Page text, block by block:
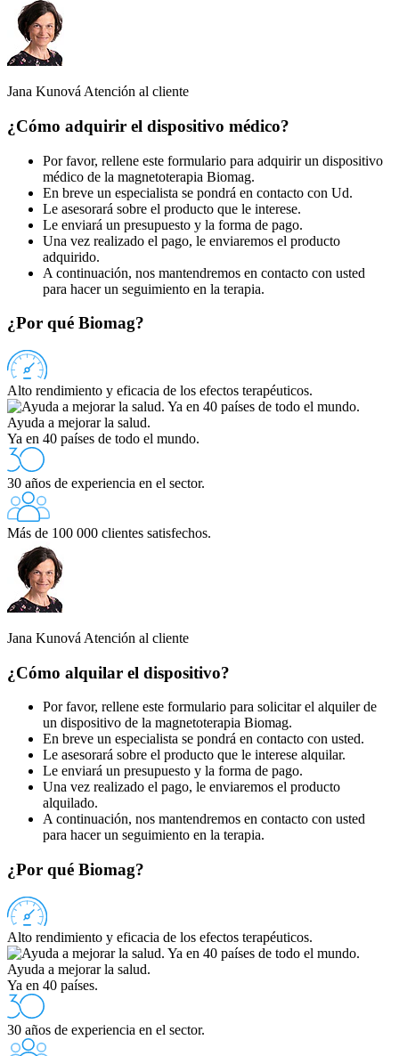
Jana Kunová Atención al cliente
¿Cómo adquirir el dispositivo médico?
Por favor, rellene este formulario para adquirir un dispositivo
médico de la magnetoterapia Biomag.
En breve un especialista se pondrá en contacto con Ud.
Le asesorará sobre el producto que le interese.
Le enviará un presupuesto y la forma de pago.
Una vez realizado el pago, le enviaremos el producto
adquirido.
A continuación, nos mantendremos en contacto con usted
para hacer un seguimiento en la terapia.
¿Por qué Biomag?
Alto rendimiento y eficacia de los efectos terapéuticos.
Ayuda a mejorar la salud.
Ya en 40 países de todo el mundo.
30 años de experiencia en el sector.
Más de 100 000 clientes satisfechos.
Jana Kunová Atención al cliente
¿Cómo alquilar el dispositivo?
Por favor, rellene este formulario para solicitar el alquiler de
un dispositivo de la magnetoterapia Biomag.
En breve un especialista se pondrá en contacto con usted.
Le asesorará sobre el producto que le interese alquilar.
Le enviará un presupuesto y la forma de pago.
Una vez realizado el pago, le enviaremos el producto
alquilado.
A continuación, nos mantendremos en contacto con usted
para hacer un seguimiento en la terapia.
¿Por qué Biomag?
Alto rendimiento y eficacia de los efectos terapéuticos.
Ayuda a mejorar la salud.
Ya en 40 países.
30 años de experiencia en el sector.